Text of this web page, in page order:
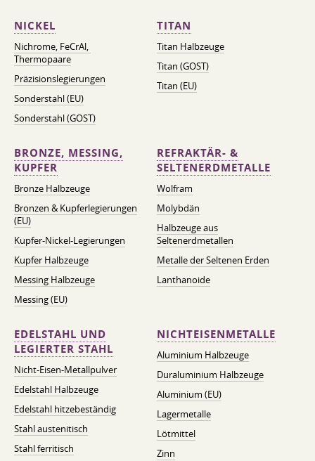
NICKEL
Nichrome, FeСrAl, ​​
Thermopaare
Präzisionslegierungen
Sonderstahl (EU)
Sonderstahl (GOST)
TITAN
Titan Halbzeuge
Titan (GOST)
Titan (EU)
BRONZE, MESSING,
KUPFER
Bronze Halbzeuge
Bronzen & Kupferlegierungen
(EU)
Kupfer-Nickel-Legierungen
Kupfer Halbzeuge
Messing Halbzeuge
Messing (EU)
REFRAKTÄR- &
SELTENERDMETALLE
Wolfram
Molybdän
Halbzeuge aus
Seltenerdmetallen
Metalle der Seltenen Erden
Lanthanoide
EDELSTAHL UND
LEGIERTER STAHL
Nicht-Eisen-Metallpulver
Edelstahl Halbzeuge
Edelstahl hitzebeständig
Stahl austenitisch
Stahl ferritisch
NICHTEISENMETALLE
Aluminium Halbzeuge
Duraluminium Halbzeuge
Aluminium (EU)
Lagermetalle
Lötmittel
Zinn